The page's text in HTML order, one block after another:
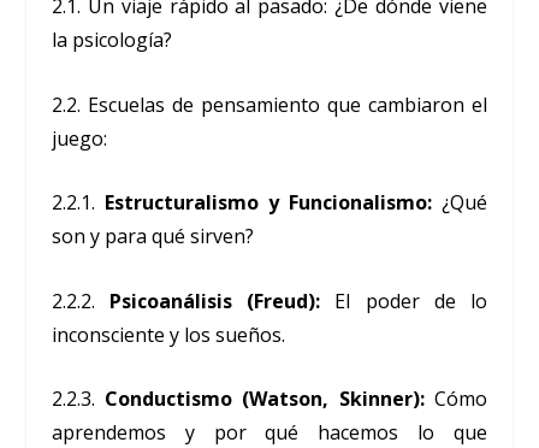
2.1. Un viaje rápido al pasado: ¿De dónde viene
la psicología?
2.2. Escuelas de pensamiento que cambiaron el
juego:
2.2.1. Estructuralismo y Funcionalismo: ¿Qué
son y para qué sirven?
2.2.2. Psicoanálisis (Freud): El poder de lo
inconsciente y los sueños.
2.2.3. Conductismo (Watson, Skinner):Cómo
aprendemos y por qué hacemos lo que